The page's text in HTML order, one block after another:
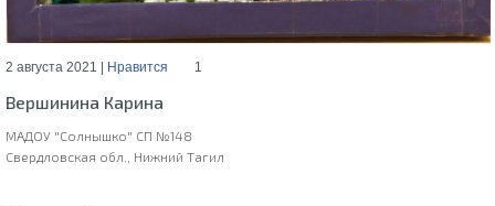
2 августа 2021 | Нравится 1
Вершинина Карина
МАДОУ "Солнышко" СП №148
Свердловская обл., Нижний Тагил